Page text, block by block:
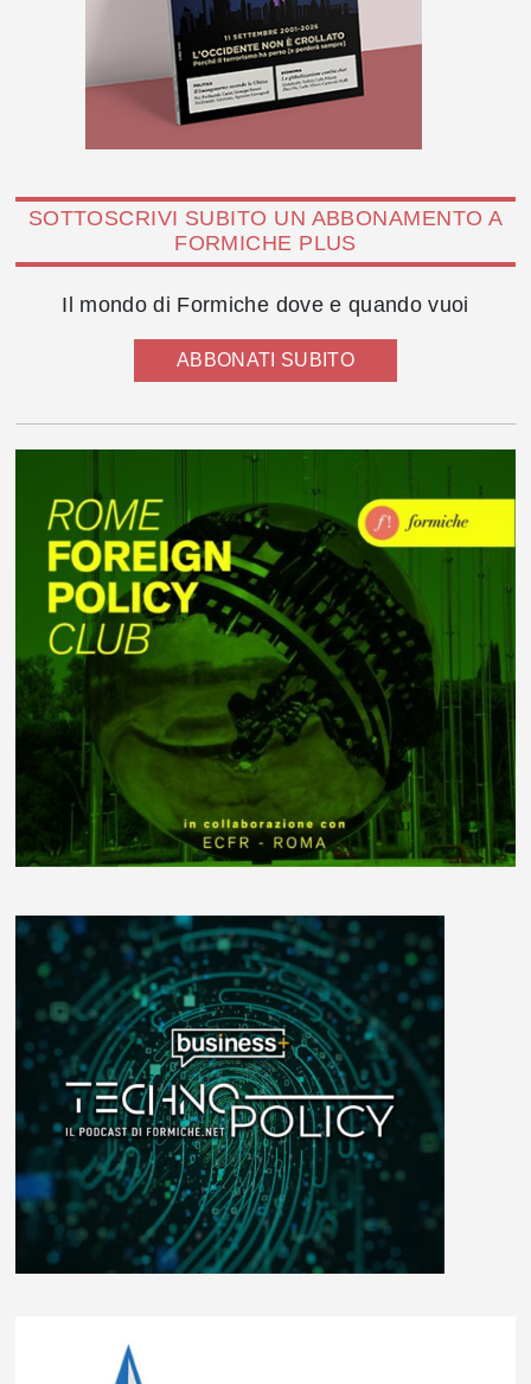
SOTTOSCRIVI SUBITO UN ABBONAMENTO A
FORMICHE PLUS
Il mondo di Formiche dove e quando vuoi
ABBONATI SUBITO